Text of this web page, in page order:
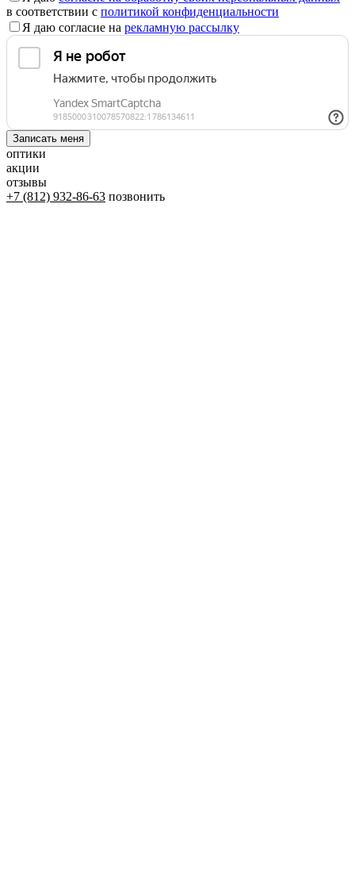
в соответствии с политикой конфиденциальности
Я даю согласие на рекламную рассылку
оптики
акции
отзывы
+7 (812) 932-86-63 позвонить